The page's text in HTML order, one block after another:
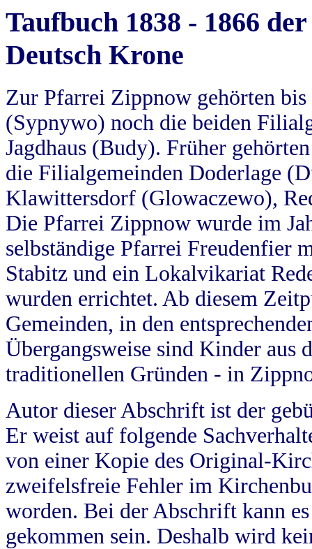
Taufbuch 1838 - 1866
Deutsch Krone
Zur Pfarrei Zippnow gehörten
(Sypnywo) noch die beiden
Jagdhaus (Budy). Früher
die Filialgemeinden Doderlage
Klawittersdorf (Glowaczewo),
Die Pfarrei Zippnow wurde im
selbständige Pfarrei Freudenfier
Stabitz und ein Lokalvikariat
wurden errichtet. Ab diesem
Gemeinden, in den
Übergangsweise sind Kinder aus
traditionellen Gründen - in
Autor dieser Abschrift ist der
Er weist auf folgende
von einer Kopie des Original-
zweifelsfreie Fehler im
worden. Bei der Abschrift kann
gekommen sein. Deshalb wird